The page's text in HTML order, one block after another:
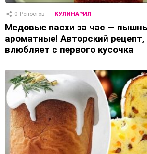
0 Репостов КУЛИНАРИЯ
Медовые пасхи за час —
ароматные! Авторский
влюбляет с первого кусочка